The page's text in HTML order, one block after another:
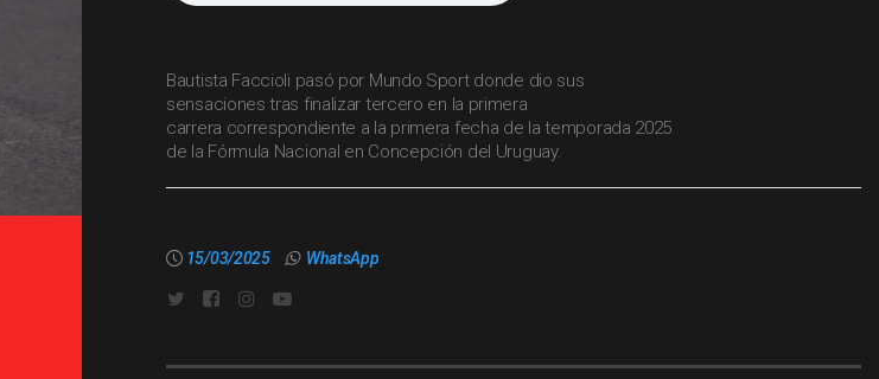
Bautista Faccioli pasó por Mundo Sport donde dio sus
sensaciones tras finalizar tercero en la primera
carrera correspondiente a la primera fecha de la temporada 2025
de la Fórmula Nacional en Concepción del Uruguay.
15/03/2025 WhatsApp